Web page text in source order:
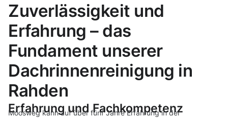
Zuverlässigkeit und
Erfahrung – das
Fundament unserer
Dachrinnenreinigung in
Rahden
Erfahrung und Fachkompetenz
Moosweg kann auf über fünf Jahre Erfahrung in der